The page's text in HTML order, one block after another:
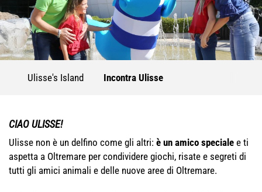
Ulisse's Island Incontra Ulisse
CIAO ULISSE!
Ulisse non è un delfino come gli altri: è un amico speciale e ti
aspetta a Oltremare per condividere giochi, risate e segreti di
tutti gli amici animali e delle nuove aree di Oltremare.